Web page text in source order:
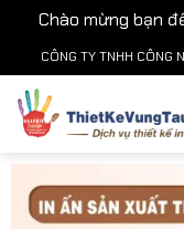
Chào mừng bạn
Chuyển
đến
nội
dung
CÔNG TY TNHH CÔNG